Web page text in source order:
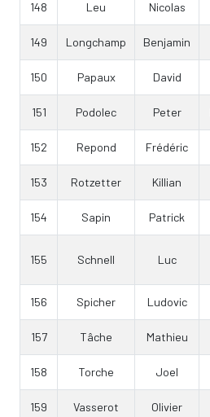
148 Leu Nicolas
149 Longchamp Benjamin
150 Papaux David
151 Podolec Peter
152 Repond Frédéric
153 Rotzetter Killian
154 Sapin Patrick
155 Schnell Luc
156 Spicher Ludovic
157 Tâche Mathieu
158 Torche Joel
159 Vasserot Olivier